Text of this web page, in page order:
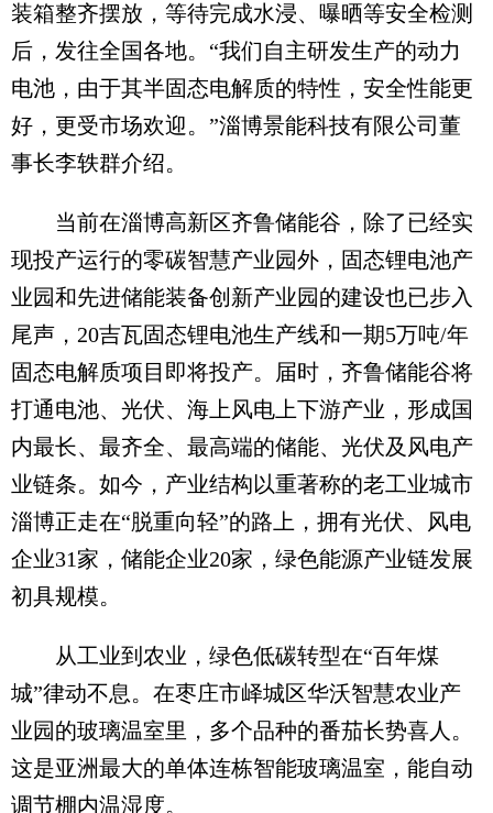
装箱整齐摆放，等待完成水浸、曝晒等安全检测
后，发往全国各地。“我们自主研发生产的动力
电池，由于其半固态电解质的特性，安全性能更
好，更受市场欢迎。”淄博景能科技有限公司董
事长李轶群介绍。
当前在淄博高新区齐鲁储能谷，除了已经实
现投产运行的零碳智慧产业园外，固态锂电池产
业园和先进储能装备创新产业园的建设也已步入
尾声，20吉瓦固态锂电池生产线和一期5万吨/年
固态电解质项目即将投产。届时，齐鲁储能谷将
打通电池、光伏、海上风电上下游产业，形成国
内最长、最齐全、最高端的储能、光伏及风电产
业链条。如今，产业结构以重著称的老工业城市
淄博正走在“脱重向轻”的路上，拥有光伏、风电
企业31家，储能企业20家，绿色能源产业链发展
初具规模。
从工业到农业，绿色低碳转型在“百年煤
城”律动不息。在枣庄市峄城区华沃智慧农业产
业园的玻璃温室里，多个品种的番茄长势喜人。
这是亚洲最大的单体连栋智能玻璃温室，能自动
调节棚内温湿度。